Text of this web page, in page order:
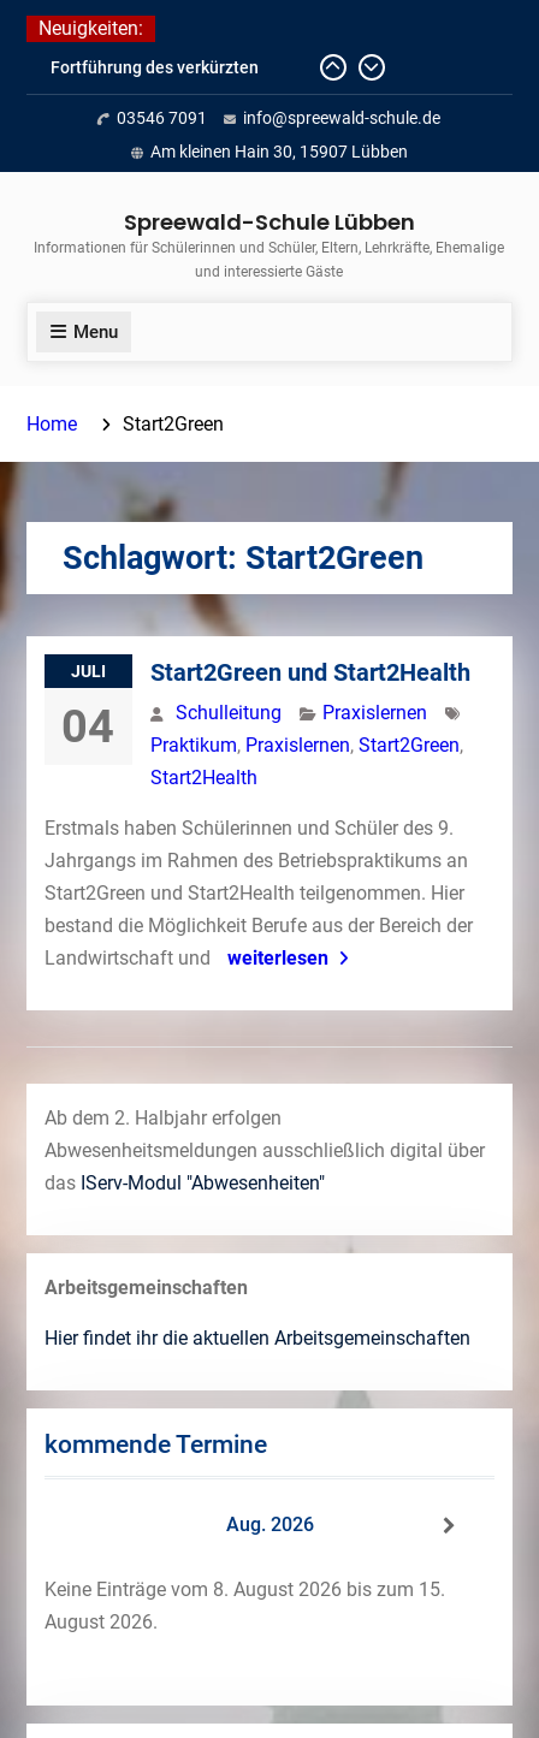
Skip
content
Neuigkeiten:
Fortführung des verkürzten
Unterrichts aufgrund der hohen
Temperaturen (22.06. bis
voraussichtlich zum 26.06.2026)
Journalismus hautnah
Insellauf 2026
03546 7091
info@spreewald-schule.de
Am kleinen Hain 30, 15907 Lübben
Spreewald-Schule Lübben
Informationen für Schülerinnen und Schüler, Eltern, Lehrkräfte, Ehemalige
und interessierte Gäste
Menu
Home Start2Green
Schlagwort: Start2Green
JULI
04
Start2Green und Start2Health
Schulleitung
Praxislernen
Praktikum, Praxislernen, Start2Green,
Start2Health
Erstmals haben Schülerinnen und Schüler des 9.
Jahrgangs im Rahmen des Betriebspraktikums an
Start2Green und Start2Health teilgenommen. Hier
bestand die Möglichkeit Berufe aus der Bereich der
Landwirtschaft und
weiterlesen
Ab dem 2. Halbjahr erfolgen
Abwesenheitsmeldungen ausschließlich digital über
das IServ-Modul "Abwesenheiten"
Arbeitsgemeinschaften
Hier findet ihr die aktuellen Arbeitsgemeinschaften
kommende Termine
Aug. 2026
Keine Einträge vom 8. August 2026 bis zum 15.
August 2026.